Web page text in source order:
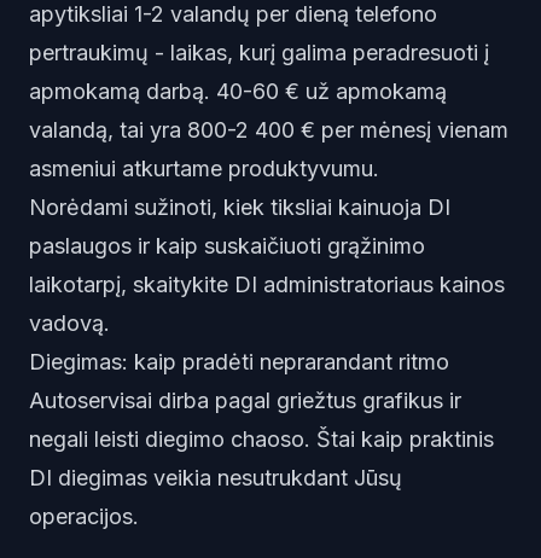
apytiksliai 1-2 valandų per dieną telefono
pertraukimų - laikas, kurį galima peradresuoti į
apmokamą darbą. 40-60 € už apmokamą
valandą, tai yra 800-2 400 € per mėnesį vienam
asmeniui atkurtame produktyvumu.
Norėdami sužinoti, kiek tiksliai kainuoja DI
paslaugos ir kaip suskaičiuoti grąžinimo
laikotarpį, skaitykite DI administratoriaus kainos
vadovą.
Diegimas: kaip pradėti neprarandant ritmo
Autoservisai dirba pagal griežtus grafikus ir
negali leisti diegimo chaoso. Štai kaip praktinis
DI diegimas veikia nesutrukdant Jūsų
operacijos.